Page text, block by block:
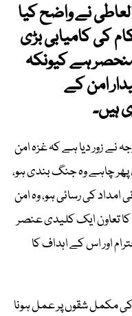
نے واضح کیا
کی کامیابی بڑی
ہے کیونکہ
امن کے
ہیں۔
نے زور دیا ہے کہ غزہ امن
چاہے وہ جنگ بندی ہو،
امداد کی رسائی ہو، وہ امن
تعاون ایک کلیدی عنصر
اور اس کے اہداف کا
مکمل شقوں پر عمل ہونا